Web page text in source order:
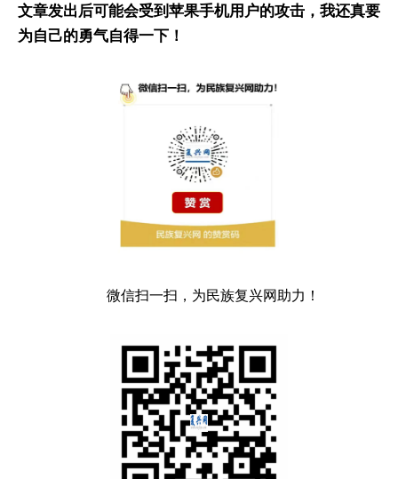
文章发出后可能会受到苹果手机用户的攻击，我还真要
为自己的勇气自得一下！
微信扫一扫，为民族复兴网助力！